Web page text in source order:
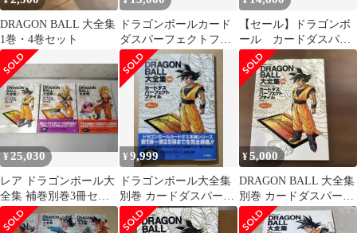
DRAGON BALL 大全集
1巻・4巻セット
ドラゴンボールカード
ダスパーフェクトファ
イル付属カードダス
【台紙未剥がし品】
【セール】ドラゴンボ
ール カードダスパー
フェクトファイル 大
全集 別巻2冊セット
¥25,030
レア ドラゴンボール大
全集 補巻別巻3冊セッ
ト カードダスパーフェ
クトファイル
¥9,999
ドラゴンボール大全集
別巻 カードダスパーフ
ェクトファイル PART1
¥5,000
DRAGON BALL 大全集
別巻 カードダスパーフ
ェクトファイル
PART1